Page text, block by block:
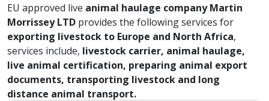
EU approved live animal haulage company Martin
Morrissey LTD provides the following services for
exporting livestock to Europe and North Africa,
services include, livestock carrier, animal haulage,
live animal certification, preparing animal export
documents, transporting livestock and long
distance animal transport.